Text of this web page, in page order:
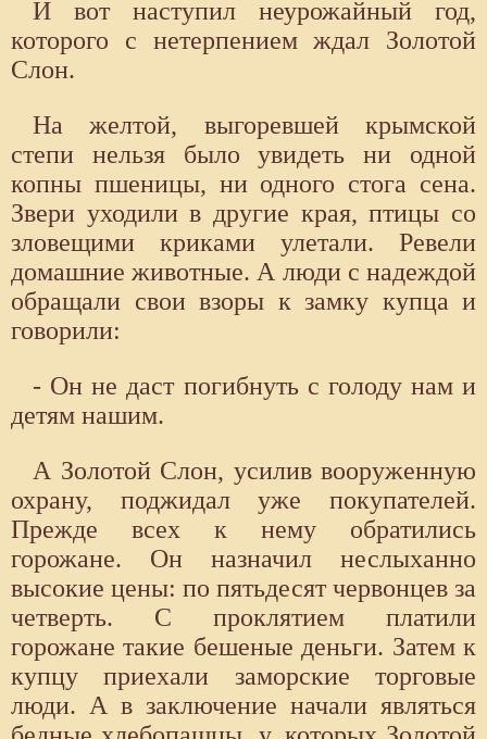
И вот наступил неурожайный год,
которого с нетерпением ждал Золотой
Слон.
На желтой, выгоревшей крымской
степи нельзя было увидеть ни одной
копны пшеницы, ни одного стога сена.
Звери уходили в другие края, птицы со
зловещими криками улетали. Ревели
домашние животные. А люди с надеждой
обращали свои взоры к замку купца и
говорили:
- Он не даст погибнуть с голоду нам и
детям нашим.
А Золотой Слон, усилив вооруженную
охрану, поджидал уже покупателей.
Прежде всех к нему обратились
горожане. Он назначил неслыханно
высокие цены: по пятьдесят червонцев за
четверть. С проклятием платили
горожане такие бешеные деньги. Затем к
купцу приехали заморские торговые
люди. А в заключение начали являться